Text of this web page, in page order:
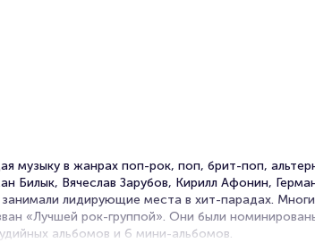
музыку в жанрах поп-рок, поп, брит-поп,
Билык, Вячеслав Зарубов, Кирилл Афонин,
лидирующие места в хит-парадах.
«Лучшей рок-группой». Они были
альбомов и 6 мини-альбомов.